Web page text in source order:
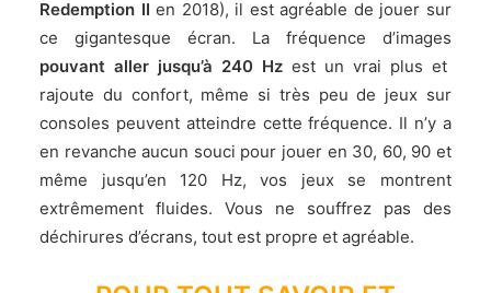
Redemption II en 2018), il est agréable de jouer sur
ce gigantesque écran. La fréquence d’images
pouvant aller jusqu’à 240 Hz est un vrai plus et
rajoute du confort, même si très peu de jeux sur
consoles peuvent atteindre cette fréquence. Il n’y a
en revanche aucun souci pour jouer en 30, 60, 90 et
même jusqu’en 120 Hz, vos jeux se montrent
extrêmement fluides. Vous ne souffrez pas des
déchirures d’écrans, tout est propre et agréable.